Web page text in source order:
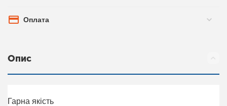
Оплата
Опис
Гарна якість